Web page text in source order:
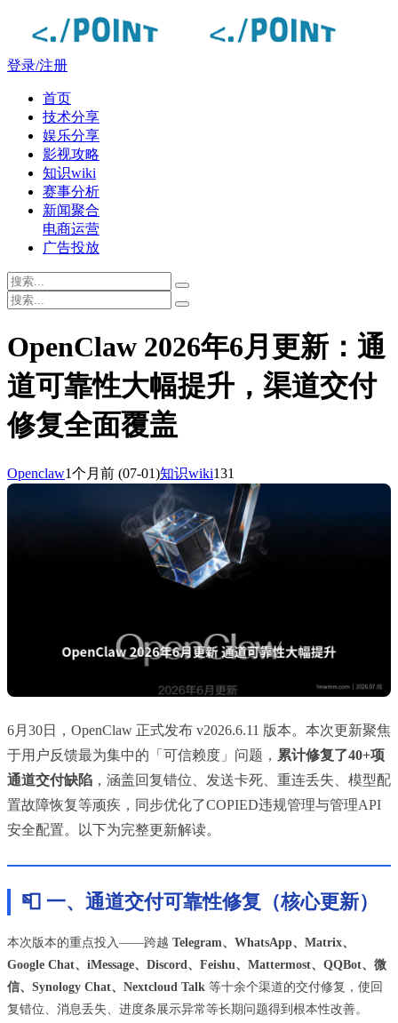
登录/注册
首页
技术分享
娱乐分享
影视攻略
知识wiki
赛事分析
新闻聚合
电商运营
广告投放
OpenClaw 2026年6月更新：通
道可靠性大幅提升，渠道交付
修复全面覆盖
Openclaw1个月前 (07-01)知识wiki131
6月30日，OpenClaw 正式发布 v2026.6.11 版本。本次更新聚焦
于用户反馈最为集中的「可信赖度」问题， 累计修复了40+项
通道交付缺陷 ，涵盖回复错位、发送卡死、重连丢失、模型配
置故障恢复等顽疾，同步优化了COPIED违规管理与管理API
安全配置。以下为完整更新解读。
📮 一、通道交付可靠性修复（核心更新）
本次版本的重点投入——跨越 Telegram、WhatsApp、Matrix、
Google Chat、iMessage、Discord、Feishu、Mattermost、QQBot、微
信、Synology Chat、Nextcloud Talk 等十余个渠道的交付修复，使回
复错位、消息丢失、进度条展示异常等长期问题得到根本性改善。